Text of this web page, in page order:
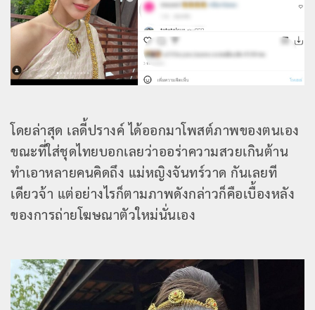
โดยล่าสุด เลดี้ปรางค์ ได้ออกมาโพสต์ภาพของตนเอง
ขณะที่ใส่ชุดไทยบอกเลยว่าออร่าความสวยเกินต้าน
ทำเอาหลายคนคิดถึง แม่หญิงจันทร์วาด กันเลยที
เดียวจ้า แต่อย่างไรก็ตามภาพดังกล่าวก็คือเบื้องหลัง
ของการถ่ายโฆษณาตัวใหม่นั่นเอง